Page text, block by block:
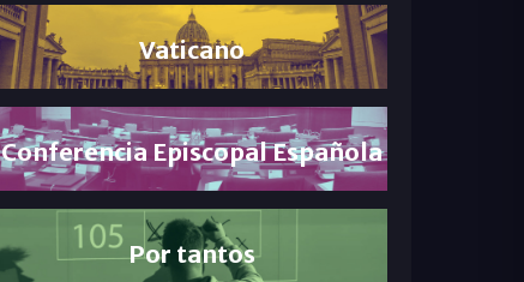
Vaticano
Conferencia Episcopal Española
Por tantos